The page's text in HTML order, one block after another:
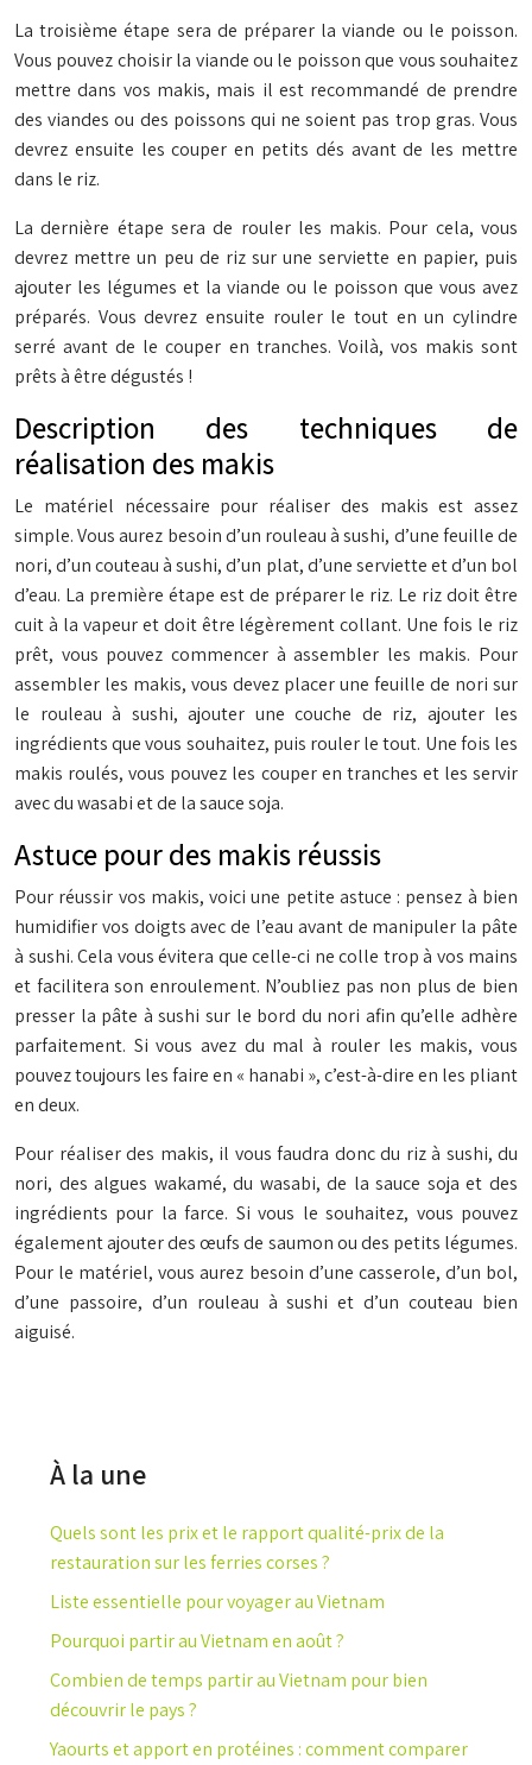
La troisième étape sera de préparer la viande ou le poisson.
Vous pouvez choisir la viande ou le poisson que vous souhaitez
mettre dans vos makis, mais il est recommandé de prendre
des viandes ou des poissons qui ne soient pas trop gras. Vous
devrez ensuite les couper en petits dés avant de les mettre
dans le riz.
La dernière étape sera de rouler les makis. Pour cela, vous
devrez mettre un peu de riz sur une serviette en papier, puis
ajouter les légumes et la viande ou le poisson que vous avez
préparés. Vous devrez ensuite rouler le tout en un cylindre
serré avant de le couper en tranches. Voilà, vos makis sont
prêts à être dégustés !
Description des techniques de
réalisation des makis
Le matériel nécessaire pour réaliser des makis est assez
simple. Vous aurez besoin d’un rouleau à sushi, d’une feuille de
nori, d’un couteau à sushi, d’un plat, d’une serviette et d’un bol
d’eau. La première étape est de préparer le riz. Le riz doit être
cuit à la vapeur et doit être légèrement collant. Une fois le riz
prêt, vous pouvez commencer à assembler les makis. Pour
assembler les makis, vous devez placer une feuille de nori sur
le rouleau à sushi, ajouter une couche de riz, ajouter les
ingrédients que vous souhaitez, puis rouler le tout. Une fois les
makis roulés, vous pouvez les couper en tranches et les servir
avec du wasabi et de la sauce soja.
Astuce pour des makis réussis
Pour réussir vos makis, voici une petite astuce : pensez à bien
humidifier vos doigts avec de l’eau avant de manipuler la pâte
à sushi. Cela vous évitera que celle-ci ne colle trop à vos mains
et facilitera son enroulement. N’oubliez pas non plus de bien
presser la pâte à sushi sur le bord du nori afin qu’elle adhère
parfaitement. Si vous avez du mal à rouler les makis, vous
pouvez toujours les faire en « hanabi », c’est-à-dire en les pliant
en deux.
Pour réaliser des makis, il vous faudra donc du riz à sushi, du
nori, des algues wakamé, du wasabi, de la sauce soja et des
ingrédients pour la farce. Si vous le souhaitez, vous pouvez
également ajouter des œufs de saumon ou des petits légumes.
Pour le matériel, vous aurez besoin d’une casserole, d’un bol,
d’une passoire, d’un rouleau à sushi et d’un couteau bien
aiguisé.
À la une
Quels sont les prix et le rapport qualité-prix de la
restauration sur les ferries corses ?
Liste essentielle pour voyager au Vietnam
Pourquoi partir au Vietnam en août ?
Combien de temps partir au Vietnam pour bien
découvrir le pays ?
Yaourts et apport en protéines : comment comparer